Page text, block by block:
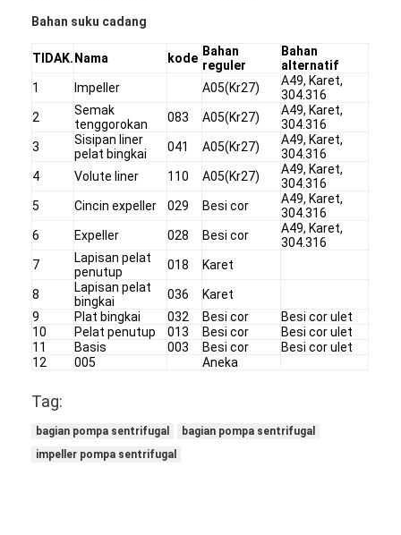
Berita
Semua Kasus
Blog
ngobrol sekarang
Ecer
Pompa Lumpur Horizontal
Pompa Lumpur Vertikal
Pompa Lumpur Sentrifugal
Pompa Lumpur Tugas Berat
Pompa Panas Sumber Air
Pompa Panas Hidronik
Bahan suku cadang
TIDAK. Nama kode Bahan
reguler
Bahan
alternatif
1
Impeller A05(Kr27)
A49, Karet,
304.316
2
Semak
tenggorokan
083 A05(Kr27)
A49, Karet,
304.316
3
Sisipan liner
pelat bingkai
041 A05(Kr27)
A49, Karet,
304.316
4
Volute liner 110 A05(Kr27)
A49, Karet,
304.316
5
Cincin expeller 029 Besi cor
A49, Karet,
304.316
6
Expeller 028 Besi cor
A49, Karet,
304.316
7
Lapisan pelat
penutup
018 Karet
8
Lapisan pelat
bingkai
036
Karet
9
Plat bingkai 032 Besi cor
Besi cor ulet
10
Pelat penutup 013 Besi cor
Besi cor ulet
11
Basis 003 Besi cor
Besi cor ulet
12
005 Aneka
Tag:
bagian pompa sentrifugal
bagian pompa sentrifugal
impeller pompa sentrifugal